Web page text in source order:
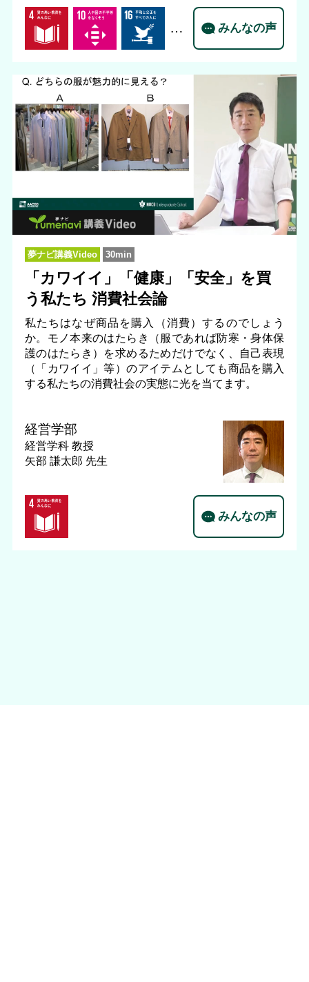
… みんなの声
夢ナビ講義Video 30min
「カワイイ」「健康」「安全」を買
う私たち 消費社会論
私たちはなぜ商品を購入（消費）するのでしょう
か。モノ本来のはたらき（服であれば防寒・身体保
護のはたらき）を求めるためだけでなく、自己表現
（「カワイイ」等）のアイテムとしても商品を購入
する私たちの消費社会の実態に光を当てます。
経営学部
経営学科 教授
矢部 謙太郎 先生
みんなの声